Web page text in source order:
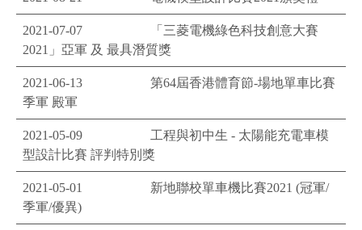
2021-07-07
「三菱電機綠色科技創意大賽
2021」亞軍 及 最具潛質獎
2021-06-13
第64屆香港體育節-場地單車比賽
季軍 殿軍
2021-05-09
工程與初中生 - 太陽能充電車模
型設計比賽 評判特別獎
2021-05-01
新地聯校單車機比賽2021 (冠軍/
季軍/優異)